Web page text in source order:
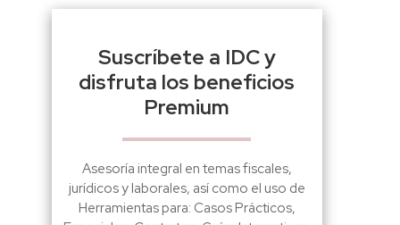
Suscríbete a IDC y
disfruta los beneficios
Premium
Asesoría integral en temas fiscales,
jurídicos y laborales, así como el uso de
Herramientas para: Casos Prácticos,